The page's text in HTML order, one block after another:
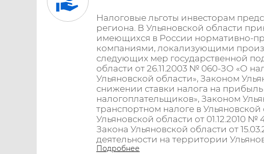
Налоговые льготы инвесторам
региона. В Ульяновской области
имеющихся в России нормативно-
компаниями, локализующими
следующих мер государственной
области от 26.11.2003 № 060-ЗО «О
Ульяновской области», Законом
снижении ставки налога на
налогоплательщиков», Законом
транспортном налоге в
Ульяновской области от 01.12.2010
Закона Ульяновской области от
деятельности на территории
Подробнее